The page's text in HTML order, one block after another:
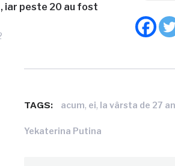
iar peste 20 au fost
TAGS: acum, ei, la vârsta de 27
Yekaterina Putina